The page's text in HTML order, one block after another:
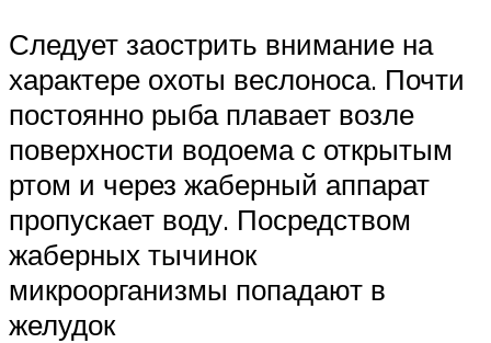
Следует заострить внимание на
характере охоты веслоноса. Почти
постоянно рыба плавает возле
поверхности водоема с открытым
ртом и через жаберный аппарат
пропускает воду. Посредством
жаберных тычинок
микроорганизмы попадают в
желудок